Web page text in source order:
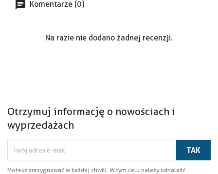
Komentarze (0)
Na razie nie dodano żadnej recenzji.
Otrzymuj informację o nowościach i
wyprzedażach
Możesz zrezygnować w każdej chwili. W tym celu należy odnaleźć